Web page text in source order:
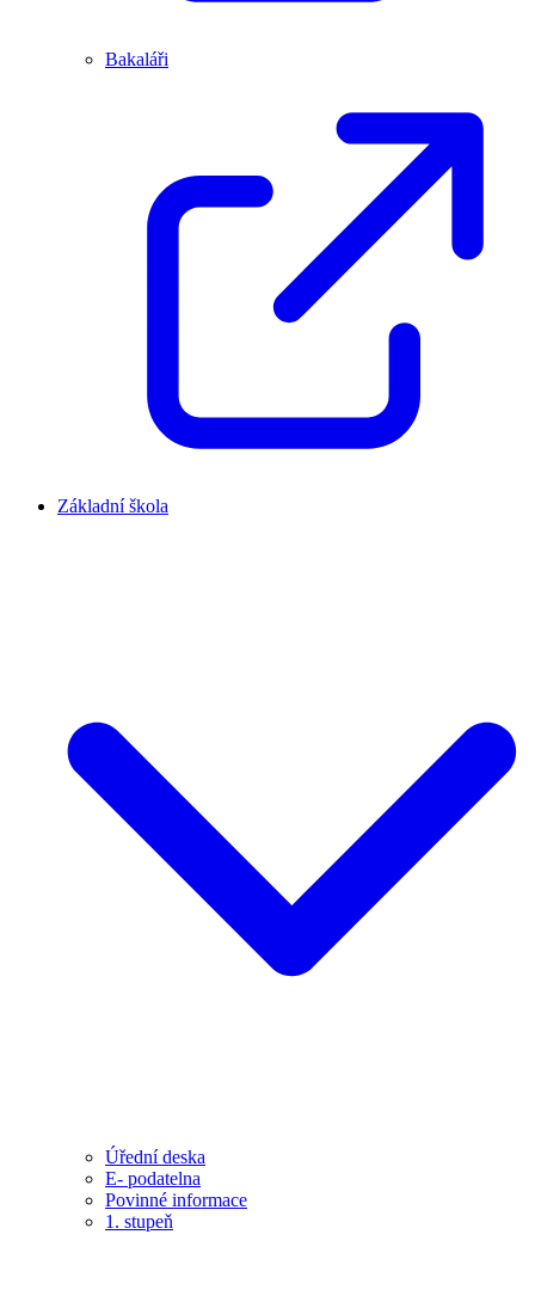
Bakaláři
Základní škola
Úřední deska
E- podatelna
Povinné informace
1. stupeň